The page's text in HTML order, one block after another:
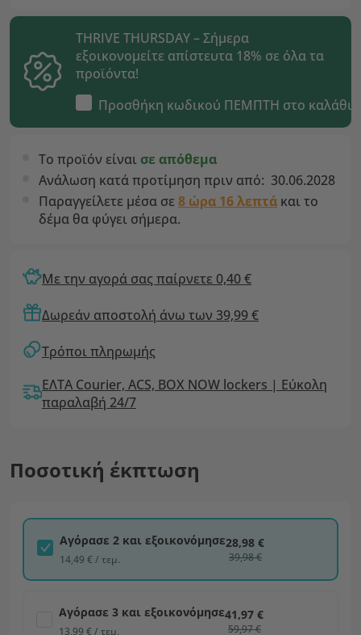
THRIVE THURSDAY – Σήμερα
εξοικονομείτε απίστευτα 18% σε όλα τα
προϊόντα!
Προσθήκη κωδικού ΠΕΜΠΤΗ στο καλάθι
Το προϊόν είναι σε απόθεμα
Ανάλωση κατά προτίμηση πριν από: 30.06.2028
Παραγγείλετε μέσα σε8 ώρα 16 λεπτά και το
δέμα θα φύγει σήμερα.
Με την αγορά σας παίρνετε 0,40 €
Δωρεάν αποστολή άνω των 39,99 €
Τρόποι πληρωμής
ΕΛΤΑ Courier, ACS, BOX NOW lockers | Εύκολη
παραλαβή 24/7
Ποσοτική έκπτωση
Αγόρασε 2 και εξοικονόμησε
14,49 € / τεμ.
28,98 €
39,98 €
Αγόρασε 3 και εξοικονόμησε
13,99 € / τεμ.
41,97 €
59,97 €